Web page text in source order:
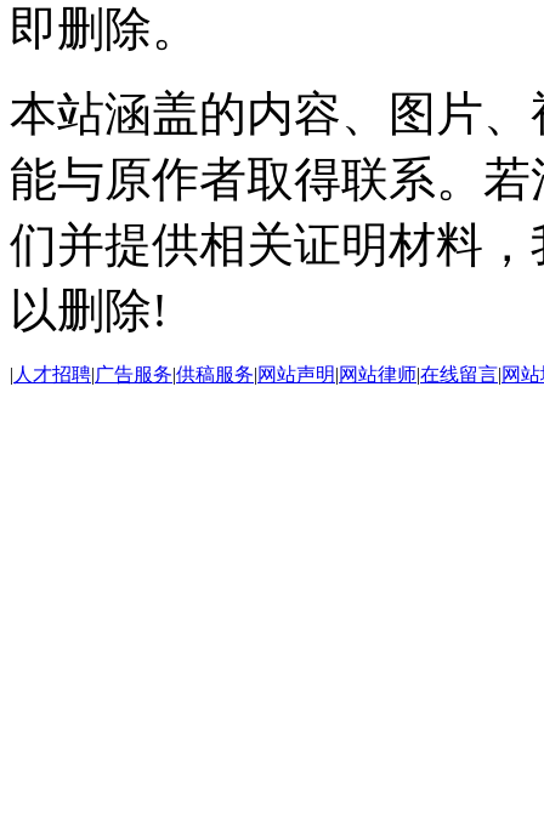
即删除。
本站涵盖的内容、图片
能与原作者取得联系。
们并提供相关证明材料
以删除!
|人才招聘|广告服务|供稿服务|网站声明|网站律师|在线留言|网